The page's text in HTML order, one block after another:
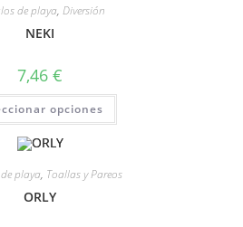
de playa, Diversión
NEKI
7,46 €
opciones
playa, Toallas y Pareos
ORLY